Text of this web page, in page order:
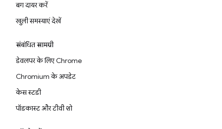
बग दायर करें
खुली समस्याएं देखें
संबंधित सामग्री
डेवलपर के लिए Chrome
Chromium के अपडेट
केस स्टडी
पॉडकास्ट और टीवी शो